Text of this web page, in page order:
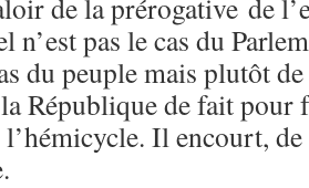
de la prérogative de
n’est pas le cas du
du peuple mais plutôt
République de fait pour
Il encourt,